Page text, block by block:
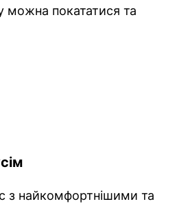
можна покататися та
з найкомфортнішими та